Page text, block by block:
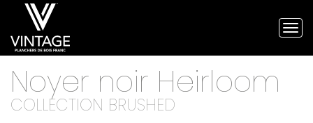
Noyer noir Heirloom
COLLECTION BRUSHED
Planchers
de
bois
franc
Vintage